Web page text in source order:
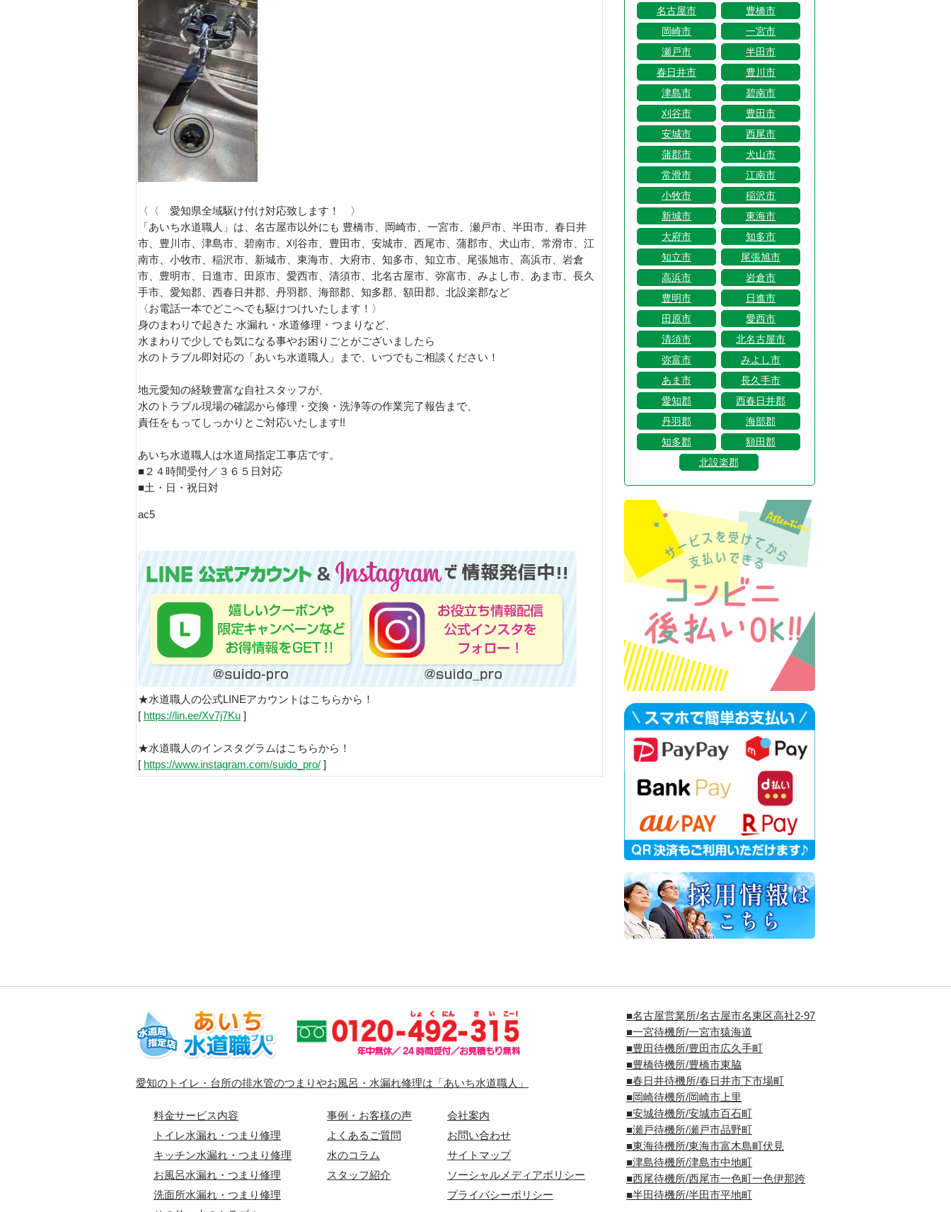
〈〈 愛知県全域駆け付け対応致します！ 〉
「あいち水道職人」は、名古屋市以外にも 豊橋市、岡崎市、一宮市、瀬戸市、半田市、春日井
市、豊川市、津島市、碧南市、刈谷市、豊田市、安城市、西尾市、蒲郡市、犬山市、常滑市、江
南市、小牧市、稲沢市、新城市、東海市、大府市、知多市、知立市、尾張旭市、高浜市、岩倉
市、豊明市、日進市、田原市、愛西市、清須市、北名古屋市、弥富市、みよし市、あま市、長久
手市、愛知郡、西春日井郡、丹羽郡、海部郡、知多郡、額田郡、北設楽郡など
〈お電話一本でどこへでも駆けつけいたします！〉
身のまわりで起きた 水漏れ・水道修理・つまりなど、
水まわりで少しでも気になる事やお困りごとがございましたら
水のトラブル即対応の「あいち水道職人」まで、いつでもご相談ください！
地元愛知の経験豊富な自社スタッフが、
水のトラブル現場の確認から修理・交換・洗浄等の作業完了報告まで、
責任をもってしっかりとご対応いたします!!
あいち水道職人は水道局指定工事店です。
■２４時間受付／３６５日対応
■土・日・祝日対
ac5
★水道職人の公式LINEアカウントはこちらから！
[ https://lin.ee/Xv7j7Ku ]
★水道職人のインスタグラムはこちらから！
[ https://www.instagram.com/suido_pro/ ]
名古屋市
豊橋市
岡崎市
一宮市
瀬戸市
半田市
春日井市
豊川市
津島市
碧南市
刈谷市
豊田市
安城市
西尾市
蒲郡市
犬山市
常滑市
江南市
小牧市
稲沢市
新城市
東海市
大府市
知多市
知立市
尾張旭市
高浜市
岩倉市
豊明市
日進市
田原市
愛西市
清須市
北名古屋市
弥富市
みよし市
あま市
長久手市
愛知郡
西春日井郡
丹羽郡
海部郡
知多郡
額田郡
北設楽郡
愛知のトイレ・台所の排水管のつまりやお風呂・水漏れ修理は「あいち水道職人」
料金サービス内容
トイレ水漏れ・つまり修理
キッチン水漏れ・つまり修理
お風呂水漏れ・つまり修理
洗面所水漏れ・つまり修理
事例・お客様の声
よくあるご質問
水のコラム
スタッフ紹介
会社案内
お問い合わせ
サイトマップ
ソーシャルメディアポリシー
プライバシーポリシー
■名古屋営業所/名古屋市名東区高社2-97
■一宮待機所/一宮市猿海道
■豊田待機所/豊田市広久手町
■豊橋待機所/豊橋市東脇
■春日井待機所/春日井市下市場町
■岡崎待機所/岡崎市上里
■安城待機所/安城市百石町
■瀬戸待機所/瀬戸市品野町
■東海待機所/東海市富木島町伏見
■津島待機所/津島市中地町
■西尾待機所/西尾市一色町一色伊那跨
■半田待機所/半田市平地町